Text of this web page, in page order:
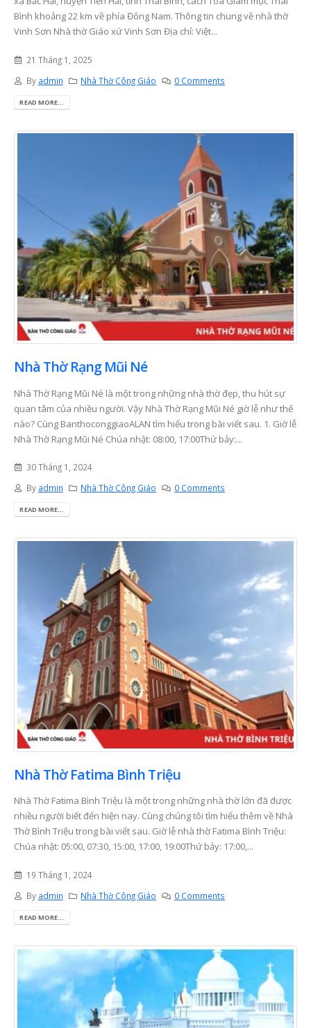
Bình khoảng 22 km về phía Đông Nam. Thông tin chung về nhà thờ
Vinh Sơn Nhà thờ Giáo xứ Vinh Sơn Địa chỉ: Việt...
21 Tháng 1, 2025
By admin Nhà Thờ Công Giáo 0 Comments
READ MORE...
Nhà Thờ Rạng Mũi Né
Nhà Thờ Rạng Mũi Né là một trong những nhà thờ đẹp, thu hút sự
quan tâm của nhiều người. Vậy Nhà Thờ Rạng Mũi Né giờ lễ như thế
nào? Cùng BanthoconggiaoALAN tìm hiểu trong bài viết sau. 1. Giờ lễ
Nhà Thờ Rạng Mũi Né Chúa nhật: 08:00, 17:00Thứ bảy:...
30 Tháng 1, 2024
By admin Nhà Thờ Công Giáo 0 Comments
READ MORE...
Nhà Thờ Fatima Bình Triệu
Nhà Thờ Fatima Bình Triệu là một trong những nhà thờ lớn đã được
nhiều người biết đến hiện nay. Cùng chúng tôi tìm hiểu thêm về Nhà
Thờ Bình Triệu trong bài viết sau. Giờ lễ nhà thờ Fatima Bình Triệu:
Chúa nhật: 05:00, 07:30, 15:00, 17:00, 19:00Thứ bảy: 17:00,...
19 Tháng 1, 2024
By admin Nhà Thờ Công Giáo 0 Comments
READ MORE...